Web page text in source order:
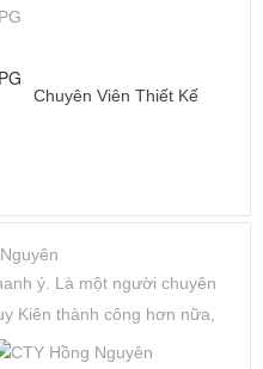
Chuyên Viên Thiết Kế
ý. Là một người chuyên
Kiên thành công hơn nữa,